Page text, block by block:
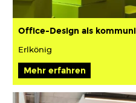
Office-Design als
Erlkönig
Mehr erfahren